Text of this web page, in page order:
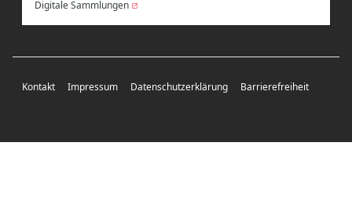
Digitale Sammlungen
Kontakt Impressum Datenschutzerklärung Barrierefreiheit